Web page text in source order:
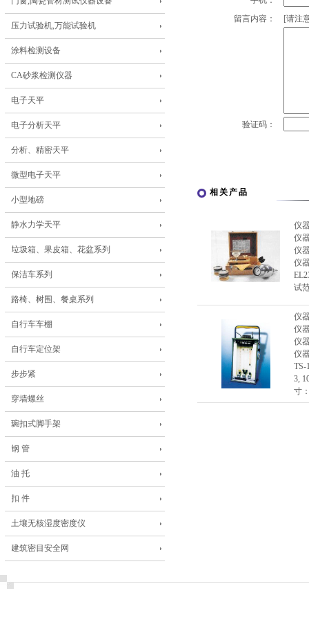
压力试验机,万能试验机
涂料检测设备
CA砂浆检测仪器
电子天平
电子分析天平
分析、精密天平
微型电子天平
小型地磅
静水力学天平
垃圾箱、果皮箱、花盆系列
保洁车系列
路椅、树围、餐桌系列
自行车车棚
自行车定位架
步步紧
穿墙螺丝
琬扣式脚手架
钢 管
油 托
扣 件
土壤无核湿度密度仪
建筑密目安全网
留言内容：
[请注
验证码：
相关产品
仪
仪
仪
仪
试
仪
仪
仪
仪
TS-
3,
寸